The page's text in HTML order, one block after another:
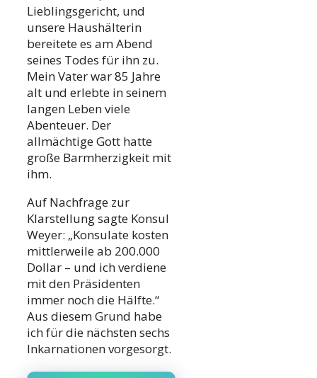
Lieblingsgericht, und
unsere Haushälterin
bereitete es am Abend
seines Todes für ihn zu.
Mein Vater war 85 Jahre
alt und erlebte in seinem
langen Leben viele
Abenteuer. Der
allmächtige Gott hatte
große Barmherzigkeit mit
ihm.
Auf Nachfrage zur
Klarstellung sagte Konsul
Weyer: „Konsulate kosten
mittlerweile ab 200.000
Dollar – und ich verdiene
mit den Präsidenten
immer noch die Hälfte.“
Aus diesem Grund habe
ich für die nächsten sechs
Inkarnationen vorgesorgt.